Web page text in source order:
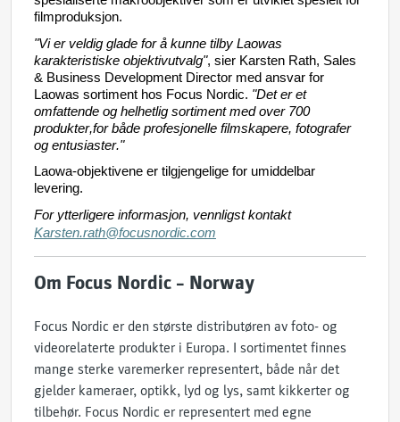
filmproduksjon.
"Vi er veldig glade for å kunne tilby Laowas
karakteristiske objektivutvalg", sier Karsten Rath, Sales
& Business Development Director med ansvar
Laowas sortiment hos Focus Nordic.
"Det er et
omfattende og helhetlig sortiment
med over 700
produkter,for både profesjonelle filmskapere, fotografer
og entusiaster."
Laowa-objektivene er tilgjengelige for umiddelbar
levering.
For ytterligere informasjon, vennligst
kontakt
Karsten.rath@focusnordic.com
Om Focus Nordic – Norway
Focus Nordic er den største distributøren av foto- og
videorelaterte produkter i Europa. I sortimentet finnes
mange sterke varemerker representert, både når det
gjelder kameraer, optikk, lyd og lys, samt kikkerter og
tilbehør. Focus Nordic er representert med egne